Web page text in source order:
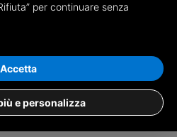
per continuare senza
e personalizza
Accetta